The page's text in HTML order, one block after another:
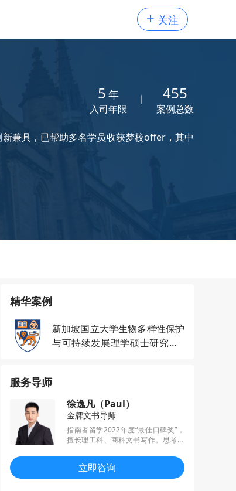
+ 关注
5 年
入司年限
455
案例总数
兼具，已帮助多名学员收获梦校offer，其中
精华案例
新加坡国立大学生物多样性保护
与可持续发展理学硕士研究生o
服务导师
徐逸凡（Paul）
金牌文书导师
指南者留学2022年度“最佳口碑奖”，
擅长理工科、商科文书写作。思考力
员收获梦校offer，其中包括港三、新
二、英国G5等世界顶尖名校。
立即咨询